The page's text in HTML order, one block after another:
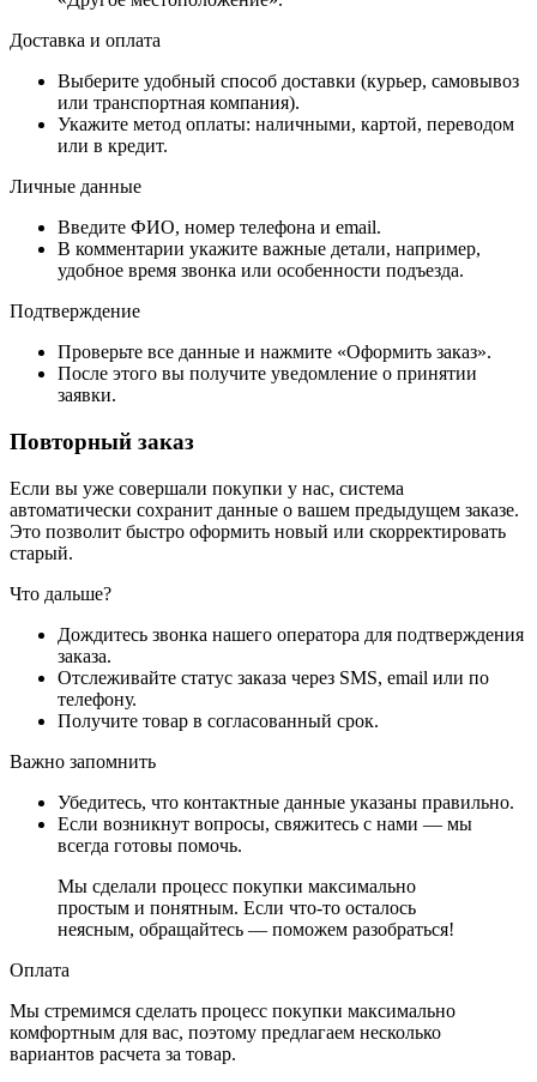
Доставка и оплата
Выберите удобный способ доставки (курьер, самовывоз
или транспортная компания).
Укажите метод оплаты: наличными, картой, переводом
или в кредит.
Личные данные
Введите ФИО, номер телефона и email.
В комментарии укажите важные детали, например,
удобное время звонка или особенности подъезда.
Подтверждение
Проверьте все данные и нажмите «Оформить заказ».
После этого вы получите уведомление о принятии
заявки.
Повторный заказ
Если вы уже совершали покупки у нас, система
автоматически сохранит данные о вашем предыдущем заказе.
Это позволит быстро оформить новый или скорректировать
старый.
Что дальше?
Дождитесь звонка нашего оператора для подтверждения
заказа.
Отслеживайте статус заказа через SMS, email или по
телефону.
Получите товар в согласованный срок.
Важно запомнить
Убедитесь, что контактные данные указаны правильно.
Если возникнут вопросы, свяжитесь с нами — мы
всегда готовы помочь.
Мы сделали процесс покупки максимально
простым и понятным. Если что-то осталось
неясным, обращайтесь — поможем разобраться!
Оплата
Мы стремимся сделать процесс покупки максимально
комфортным для вас, поэтому предлагаем несколько
вариантов расчета за товар.